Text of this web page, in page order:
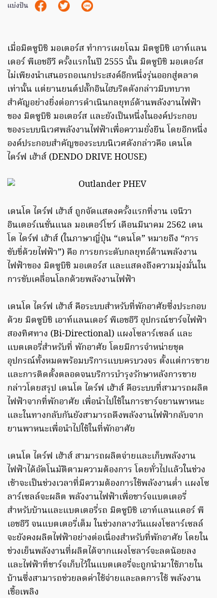
แบ่งปัน
เมื่อมิตซูบิชิ มอเตอร์ส ทำการเผยโฉม มิตซูบิชิ เอาท์แลน
เดอร์ พีเอชอีวี ครั้งแรกในปี 2555 นั้น มิตซูบิชิ มอเตอร์ส
ไม่เพียงนำเสนอรถอเนกประสงค์อีกหนึ่งรุ่นออกสู่ตลาด
เท่านั้น แต่ยานยนต์ปลั๊กอินไฮบริดดังกล่าวมีบทบาท
สำคัญอย่างยิ่งต่อการดำเนินกลยุทธ์ด้านพลังงานไฟฟ้า
ของ มิตซูบิชิ มอเตอร์ส และยังเป็นหนึ่งในองค์ประกอบ
ของระบบนิเวศพลังงานไฟฟ้าเพื่อความยั่งยืน โดยอีกหนึ่ง
องค์ประกอบสำคัญของระบบนิเวศดังกล่าวคือ เดนโด
ไดร์ฟ เฮ้าส์ (DENDO DRIVE HOUSE)
เดนโด ไดร์ฟ เฮ้าส์ ถูกจัดแสดงครั้งแรกที่งาน เจนีวา
อินเตอร์เนชั่นแนล มอเตอร์โชว์ เดือนมีนาคม 2562 เดน
โด ไดร์ฟ เฮ้าส์ (ในภาษาญี่ปุ่น “เดนโด” หมายถึง “การ
ขับขี่ด้วยไฟฟ้า”) คือ การยกระดับกลยุทธ์ด้านพลังงาน
ไฟฟ้าของ มิตซูบิชิ มอเตอร์ส และแสดงถึงความมุ่งมั่นใน
การขับเคลื่อนโลกด้วยพลังงานไฟฟ้า
เดนโด ไดร์ฟ เฮ้าส์ คือระบบสำหรับที่พักอาศัยซึ่งประกอบ
ด้วย มิตซูบิชิ เอาท์แลนเดอร์ พีเอชอีวี อุปกรณ์ชาร์จไฟฟ้า
สองทิศทาง (Bi-Directional) แผงโซลาร์เซลล์ และ
แบตเตอรี่สำหรับที่ พักอาศัย โดยมีการจำหน่ายชุด
อุปกรณ์ทั้งหมดพร้อมบริการแบบครบวงจร ตั้งแต่การขาย
และการติดตั้งตลอดจนบริการบำรุงรักษาหลังการขาย
กล่าวโดยสรุป เดนโด ไดร์ฟ เฮ้าส์ คือระบบที่สามารถผลิต
ไฟฟ้าจากที่พักอาศัย เพื่อนำไปใช้ในการชาร์จยานพาหนะ
และในทางกลับกันยังสามารถดึงพลังงานไฟฟ้ากลับจาก
ยานพาหนะเพื่อนำไปใช้ในที่พักอาศัย
เดนโด ไดร์ฟ เฮ้าส์ สามารถผลิตจ่ายและเก็บพลังงาน
ไฟฟ้าได้อัตโนมัติตามความต้องการ โดยทั่วไปแล้วในช่วง
เช้าจะเป็นช่วงเวลาที่มีความต้องการใช้พลังงานต่ำ แผงโซ
ลาร์เซลล์จะผลิต พลังงานไฟฟ้าเพื่อชาร์จแบตเตอรี่
สำหรับบ้านและแบตเตอรี่รถ มิตซูบิชิ เอาท์แลนแดอร์ พี
เอชอีวี จนแบตเตอรี่เต็ม ในช่วงกลางวันแผงโซลาร์เซลล์
จะยังคงผลิตไฟฟ้าอย่างต่อเนื่องสำหรับที่พักอาศัย โดยใน
ช่วงเย็นพลังงานที่ผลิตได้จากแผงโซลาร์จะลดน้อยลง
และไฟฟ้าที่ชาร์จเก็บไว้ในแบตเตอรี่จะถูกนำมาใช้ภายใน
บ้านซึ่งสามารถช่วยลดค่าใช้จ่ายและลดการใช้ พลังงาน
เชื้อเพลิง